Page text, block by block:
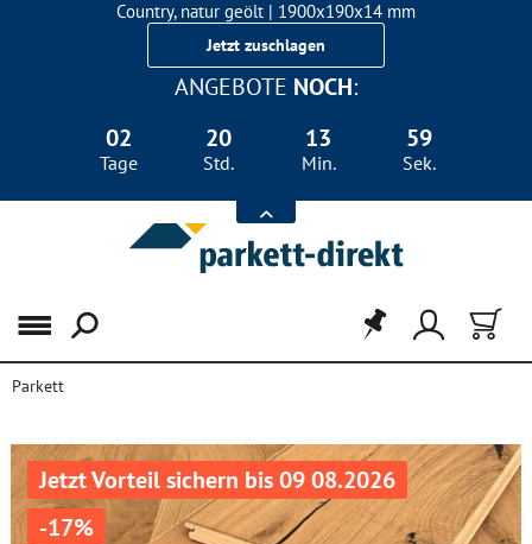
Country, natur geölt | 1900x190x14 mm
Landhausdiele Eiche für nur 29,90 €/m²
Jetzt zuschlagen
ANGEBOTE NOCH:
02
Tage
20
Std.
13
Min.
59
Sek.
Menü
Parkett
Jetzt Vorteil sichern bis 09 08.2026
-17%